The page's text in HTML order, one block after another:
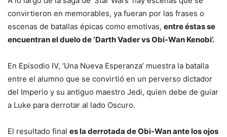
convirtieron en memorables, ya fueran por las frases o
escenas de batallas épicas como emotivas, entre éstas se
encuentran el duelo de ‘Darth Vader vs Obi-Wan Kenobi’.
En Episodio IV, ‘Una Nueva Esperanza’ muestra la batalla
entre el alumno que se convirtió en un perverso dictador
del Imperio y su antiguo maestro Jedi, quien debe de guiar
a Luke para derrotar al lado Oscuro.
El resultado final es la derrotada de Obi-Wan ante los ojos